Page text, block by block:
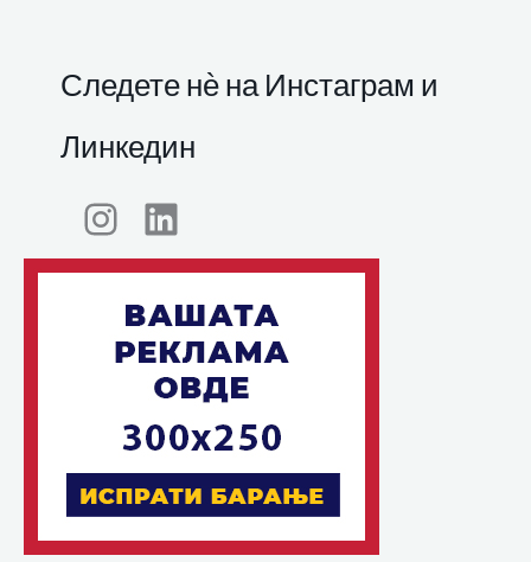
Следете нѐ на Инстаграм и
Линкедин